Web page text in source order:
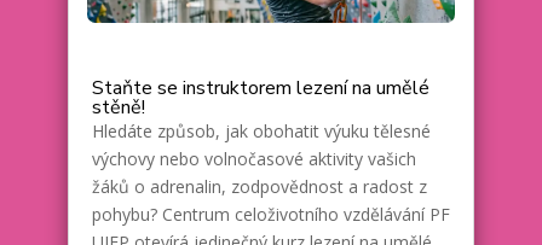
Staňte se instruktorem lezení na umělé
stěně!
Hledáte způsob, jak obohatit výuku tělesné
výchovy nebo volnočasové aktivity vašich
žáků o adrenalin, zodpovědnost a radost z
pohybu? Centrum celoživotního vzdělávání PF